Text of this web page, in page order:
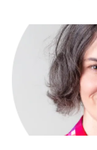
Bild